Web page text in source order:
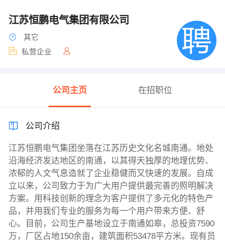
江苏恒鹏电气集团有限公司
其它
私营企业
公司主页 在招职位
公司介绍
江苏恒鹏电气集团坐落在江苏历史文化名城南通。地处
沿海经济发达地区的南通，以其得天独厚的地理优势、
浓郁的人文气息造就了企业稳健而又快速的发展。自成
立以来，公司致力于为广大用户提供最完善的照明解决
方案。用科技创新的理念为客户提供了多元化的特色产
品，并用我们专业的服务为每一个用户带来方便、舒
心。目前，公司生产基地设立于南通如皋，总投资7590
万，厂区占地150余亩，建筑面积53478平方米。现有员